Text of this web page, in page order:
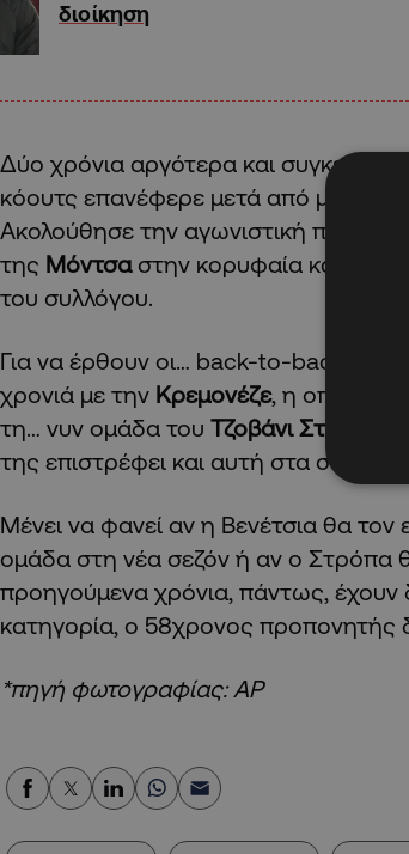
διοίκηση
Δύο χρόνια αργότερα και
κόουτς επανέφερε μετά από μια
Ακολούθησε την αγωνιστική περίοδο
της Μόντσα στην κορυφαία
του συλλόγου.
Για να έρθουν οι… back-to-back
χρονιά με την Κρεμονέζε, η οποία
τη… νυν ομάδα του Τζοβάνι Στρόπα
της επιστρέφει και αυτή στα σαλόνια
Μένει να φανεί αν η Βενέτσια θα τον
ομάδα στη νέα σεζόν ή αν ο Στρόπα
προηγούμενα χρόνια, πάντως, έχουν
κατηγορία, ο 58χρονος προπονητής
*πηγή φωτογραφίας: AP